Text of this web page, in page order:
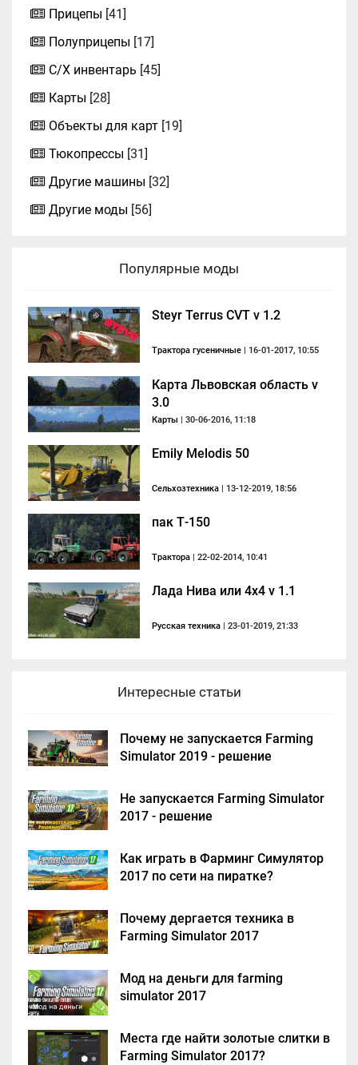
Прицепы [41]
Полуприцепы [17]
С/Х инвентарь [45]
Карты [28]
Объекты для карт [19]
Тюкопрессы [31]
Другие машины [32]
Другие моды [56]
Популярные моды
Steyr Terrus CVT v 1.2
Трактора гусеничные | 16-01-2017, 10:55
Карта Львовская область v
3.0
Карты | 30-06-2016, 11:18
Emily Melodis 50
Сельхозтехника | 13-12-2019, 18:56
пак Т-150
Трактора | 22-02-2014, 10:41
Лада Нива или 4х4 v 1.1
Русская техника | 23-01-2019, 21:33
Интересные статьи
Почему не запускается Farming
Simulator 2019 - решение
Не запускается Farming Simulator
2017 - решение
Как играть в Фарминг Симулятор
2017 по сети на пиратке?
Почему дергается техника в
Farming Simulator 2017
Мод на деньги для farming
simulator 2017
Места где найти золотые слитки в
Farming Simulator 2017?